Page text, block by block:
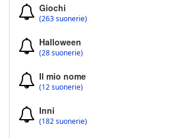
Giochi
(263 suonerie)
Halloween
(28 suonerie)
Il mio nome
(12 suonerie)
Inni
(182 suonerie)